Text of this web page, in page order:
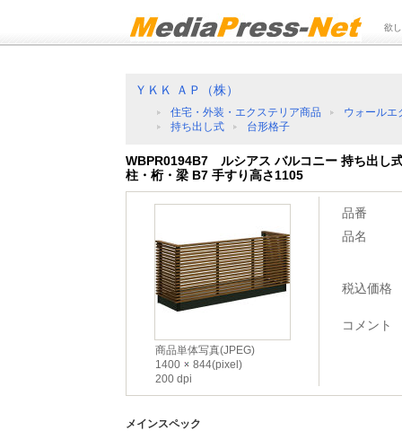
欲
ＹＫＫ ＡＰ（株）
住宅・外装・エクステリア商品
ウォールエ
持ち出し式
台形格子
WBPR0194B7 ルシアス バルコニー 持ち出し
柱・桁・梁 B7 手すり高さ1105
商品単体写真(JPEG)
1400
844(pixel)
200 dpi
品番
品名
税込価格
コメント
メインスペック